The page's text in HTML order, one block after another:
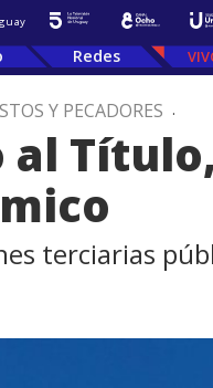
Redes
Y PECADORES .
al
terciarias